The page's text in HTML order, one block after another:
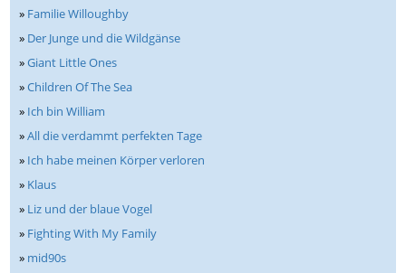
» Familie Willoughby
» Der Junge und die Wildgänse
»Giant Little Ones
»Children Of The Sea
» Ich bin William
»All die verdammt perfekten Tage
» Ich habe meinen Körper verloren
» Klaus
» Liz und der blaue Vogel
» Fighting With My Family
» mid90s